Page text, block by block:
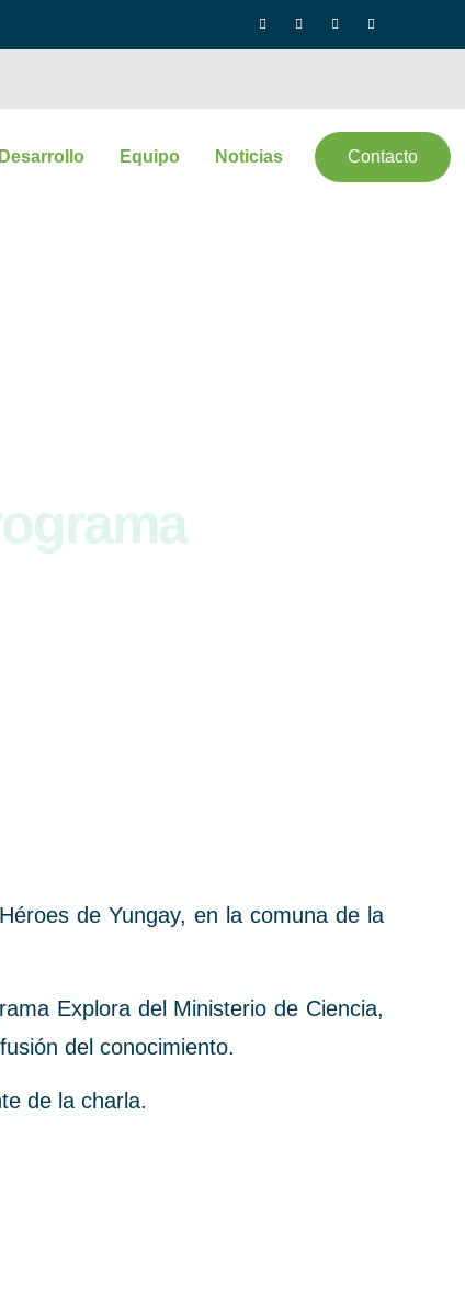
Equipo Noticias Contacto
de Yungay, en la comuna de la
Explora del Ministerio de Ciencia,
del conocimiento.
de la charla.